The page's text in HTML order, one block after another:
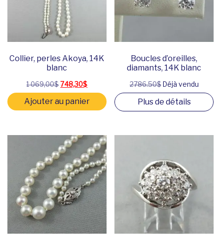
Collier, perles Akoya, 14K
blanc
1 069,00$Le prix initial était : 1 069,00$.
748,30$Le prix actuel est : 748,30$.
Ajouter au panier
Boucles d’oreilles,
diamants, 14K blanc
2786.50$Déjà vendu
Plus de détails